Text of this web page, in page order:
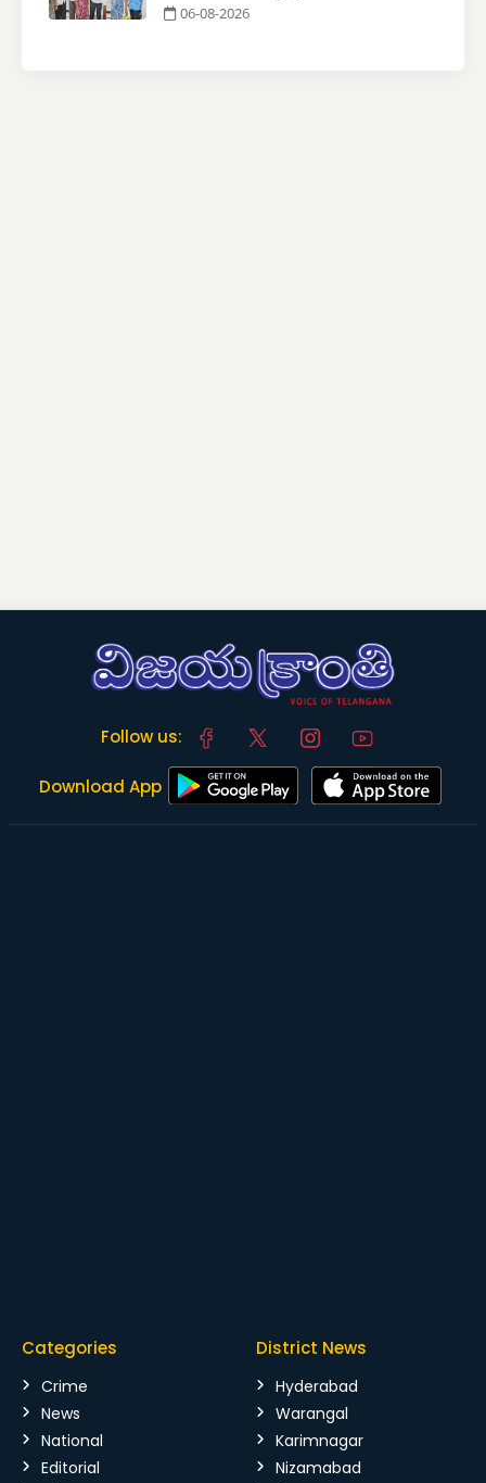
06-08-2026
Follow us:
Download App
Categories
Crime
News
National
Editorial
District News
Hyderabad
Warangal
Karimnagar
Nizamabad